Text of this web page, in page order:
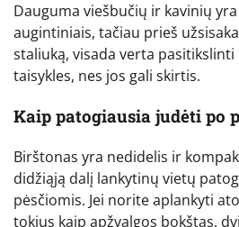
Dauguma viešbučių ir kavinių
augintiniais, tačiau prieš
staliuką, visada verta
taisykles, nes jos gali skirtis.
Kaip patogiausia judėti po
Birštonas yra nedidelis ir
didžiąją dalį lankytinų vietų
pėsčiomis. Jei norite aplankyti
tokius kaip apžvalgos bokštas,